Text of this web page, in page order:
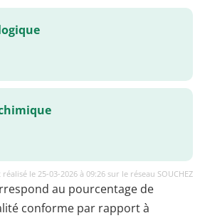
le 25-03-2026 à 09:26 sur le réseau SOUCHEZ
au pourcentage de
conforme par rapport à